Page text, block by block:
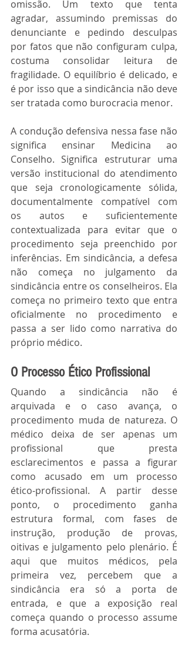
omissão. Um texto que tenta
agradar, assumindo premissas do
denunciante e pedindo desculpas
por fatos que não configuram culpa,
costuma consolidar leitura de
fragilidade. O equilíbrio é delicado, e
é por isso que a sindicância não deve
ser tratada como burocracia menor.
A condução defensiva nessa fase não
significa ensinar Medicina ao
Conselho. Significa estruturar uma
versão institucional do atendimento
que seja cronologicamente sólida,
documentalmente compatível com
os autos e suficientemente
contextualizada para evitar que o
procedimento seja preenchido por
inferências. Em sindicância, a defesa
não começa no julgamento da
sindicância entre os conselheiros. Ela
começa no primeiro texto que entra
oficialmente no procedimento e
passa a ser lido como narrativa do
próprio médico.
O Processo Ético Profissional
Quando a sindicância não é
arquivada e o caso avança, o
procedimento muda de natureza. O
médico deixa de ser apenas um
profissional que presta
esclarecimentos e passa a figurar
como acusado em um processo
ético-profissional. A partir desse
ponto, o procedimento ganha
estrutura formal, com fases de
instrução, produção de provas,
oitivas e julgamento pelo plenário. É
aqui que muitos médicos, pela
primeira vez, percebem que a
sindicância era só a porta de
entrada, e que a exposição real
começa quando o processo assume
forma acusatória.